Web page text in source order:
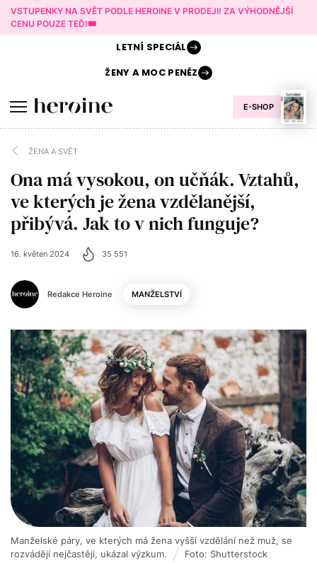
VSTUPENKY NA SVĚT PODLE HEROINE V PRODEJI! ZA VÝHODNĚJŠÍ
CENU POUZE TEĎ!🎟️
E-SHOP
LETNÍ SPECIÁL
ŽENY AMOC PENĚZ
ŽENA A SVĚT
Ona má vysokou, on učňák. Vztahů,
ve kterých je žena vzdělanější,
přibývá. Jak to v nich funguje?
Redakce Heroine
16. květen 2024 35 551
MANŽELSTVÍ
Manželské páry, ve kterých má žena vyšší vzdělání než muž, se
rozvádějí nejčastěji, ukázal výzkum.
Foto: Shutterstock